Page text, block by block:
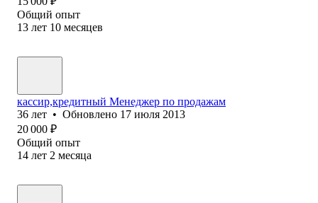
Общий опыт
13 лет 10 месяцев
кассир,кредитный Менеджер по продажам
36 лет • Обновлено 17 июля 2013
20 000 ₽
Общий опыт
14 лет 2 месяца